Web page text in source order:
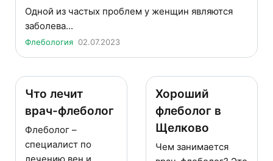
Одной из частых проблем у женщин являются
заболева...
Флебология 02.07.2023
Что лечит
врач-флеболог
Флеболог –
специалист по
Хороший
флеболог в
Щелково
Чем занимается